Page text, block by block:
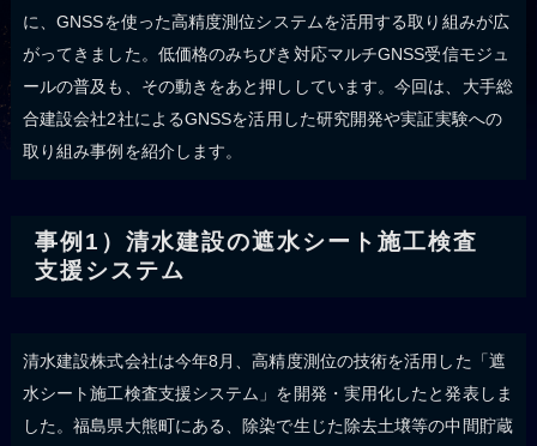
に、GNSSを使った高精度測位システムを活用する取り組みが広
がってきました。低価格のみちびき対応マルチGNSS受信モジュ
ールの普及も、その動きをあと押ししています。今回は、大手総
合建設会社2社によるGNSSを活用した研究開発や実証実験への
取り組み事例を紹介します。
事例1）清水建設の遮水シート施工検査
支援システム
清水建設株式会社は今年8月、高精度測位の技術を活用した「遮
水シート施工検査支援システム」を開発・実用化したと発表しま
した。福島県大熊町にある、除染で生じた除去土壌等の中間貯蔵